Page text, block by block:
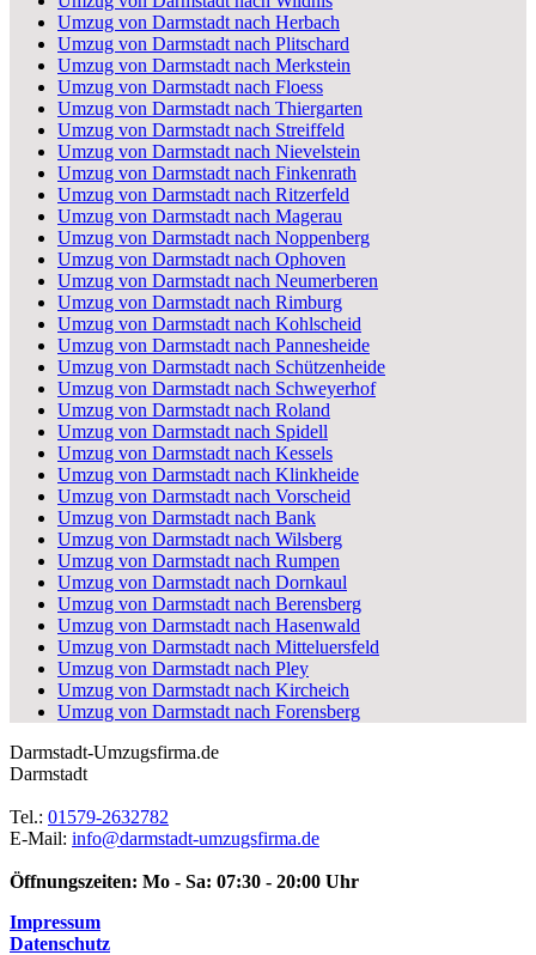
Umzug von Darmstadt nach Herbach
Umzug von Darmstadt nach Plitschard
Umzug von Darmstadt nach Merkstein
Umzug von Darmstadt nach Floess
Umzug von Darmstadt nach Thiergarten
Umzug von Darmstadt nach Streiffeld
Umzug von Darmstadt nach Nievelstein
Umzug von Darmstadt nach Finkenrath
Umzug von Darmstadt nach Ritzerfeld
Umzug von Darmstadt nach Magerau
Umzug von Darmstadt nach Noppenberg
Umzug von Darmstadt nach Ophoven
Umzug von Darmstadt nach Neumerberen
Umzug von Darmstadt nach Rimburg
Umzug von Darmstadt nach Kohlscheid
Umzug von Darmstadt nach Pannesheide
Umzug von Darmstadt nach Schützenheide
Umzug von Darmstadt nach Schweyerhof
Umzug von Darmstadt nach Roland
Umzug von Darmstadt nach Spidell
Umzug von Darmstadt nach Kessels
Umzug von Darmstadt nach Klinkheide
Umzug von Darmstadt nach Vorscheid
Umzug von Darmstadt nach Bank
Umzug von Darmstadt nach Wilsberg
Umzug von Darmstadt nach Rumpen
Umzug von Darmstadt nach Dornkaul
Umzug von Darmstadt nach Berensberg
Umzug von Darmstadt nach Hasenwald
Umzug von Darmstadt nach Mitteluersfeld
Umzug von Darmstadt nach Pley
Umzug von Darmstadt nach Kircheich
Umzug von Darmstadt nach Forensberg
Darmstadt-Umzugsfirma.de
Darmstadt
Tel.: 01579-2632782
E-Mail: info@darmstadt-umzugsfirma.de
Öffnungszeiten: Mo - Sa: 07:30 - 20:00 Uhr
Impressum
Datenschutz